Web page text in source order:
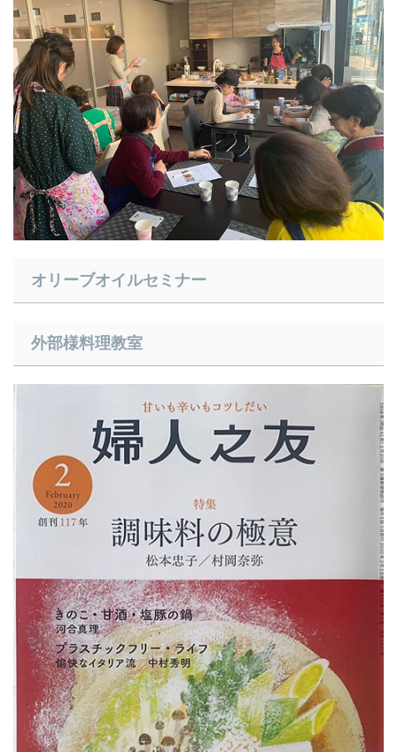
​オリーブオイルセミナー
​外部様料理教室